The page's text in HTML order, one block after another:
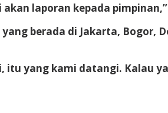
laporan kepada
berada di Jakarta, Bogor,
itu yang kami datangi. Kalau